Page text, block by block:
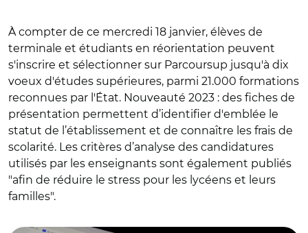
À compter de ce mercredi 18 janvier, élèves de
terminale et étudiants en réorientation peuvent
s'inscrire et sélectionner sur Parcoursup jusqu'à dix
voeux d'études supérieures, parmi 21.000 formations
reconnues par l'État. Nouveauté 2023 : des fiches de
présentation permettent d’identifier d'emblée le
statut de l’établissement et de connaître les frais de
scolarité. Les critères d’analyse des candidatures
utilisés par les enseignants sont également publiés
"afin de réduire le stress pour les lycéens et leurs
familles".